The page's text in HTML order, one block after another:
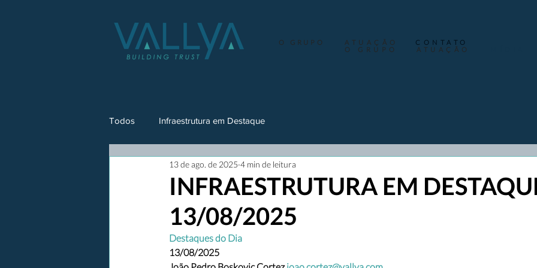
O GRUPO ATUAÇÃO
CONTATO
O GRUPO
ATUAÇÃO
Todos Infraestrutura em Destaque
INFRAESTRUTURA EM
13/08/2025
13 de ago. de 2025 4 min de leitura
Destaques do Dia
13/08/2025